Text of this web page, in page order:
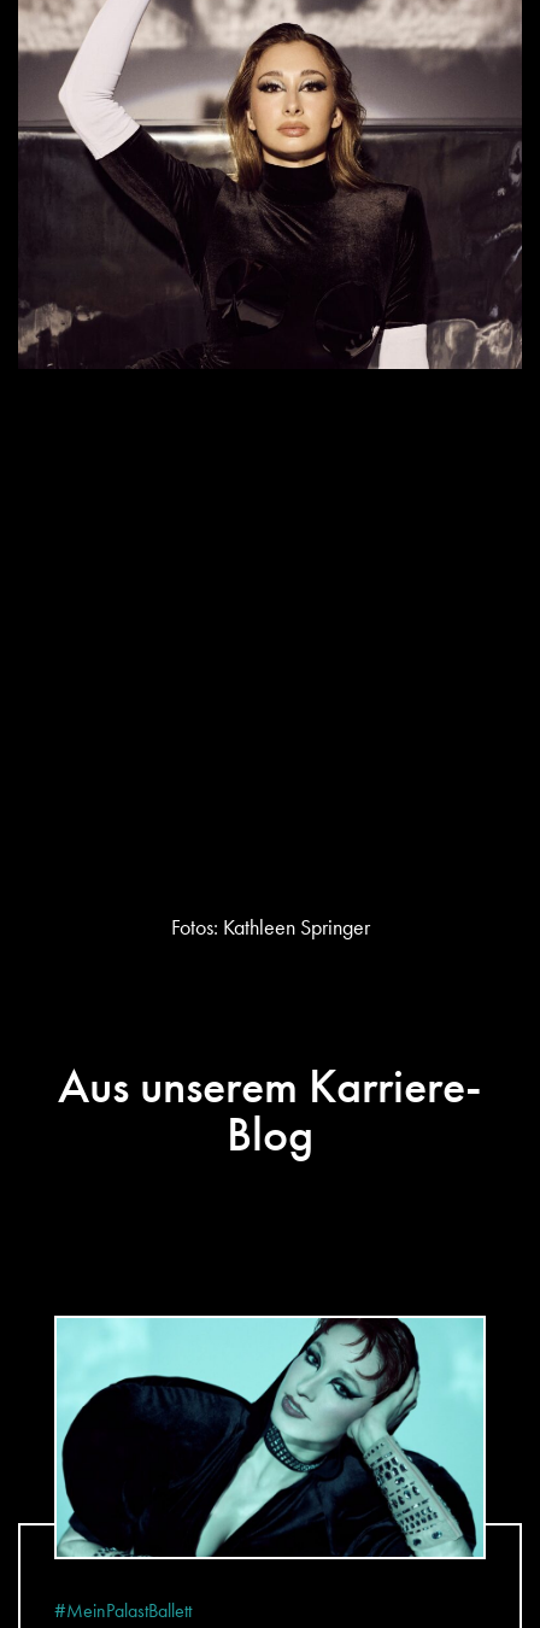
Fotos: Kathleen Springer
Aus unserem Karriere-
Blog
#MeinPalastBallett